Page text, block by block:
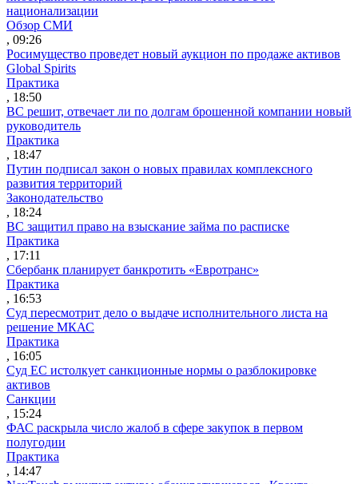
национализации
Обзор СМИ
, 09:26
Росимущество проведет новый аукцион по продаже активов
Global Spirits
Практика
, 18:50
ВС решит, отвечает ли по долгам брошенной компании новый
руководитель
Практика
, 18:47
Путин подписал закон о новых правилах комплексного
развития территорий
Законодательство
, 18:24
ВС защитил право на взыскание займа по расписке
Практика
, 17:11
Сбербанк планирует банкротить «Евротранс»
Практика
, 16:53
Суд пересмотрит дело о выдаче исполнительного листа на
решение МКАС
Практика
, 16:05
Суд ЕС истолкует санкционные нормы о разблокировке
активов
Санкции
, 15:24
ФАС раскрыла число жалоб в сфере закупок в первом
полугодии
Практика
, 14:47